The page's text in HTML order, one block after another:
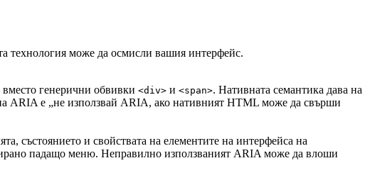
технология може да осмисли вашия интерфейс.
вместо генерични обвивки <div> и <span>. Нативната семантика дава на
ARIA е „не използвай ARIA, ако нативният HTML може да свърши
състоянието и свойствата на елементите на интерфейса на
падащо меню. Неправилно използваният ARIA може да влоши